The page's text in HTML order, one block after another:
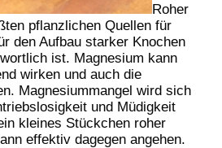
Roher
pflanzlichen Quellen für
den Aufbau starker Knochen
ist. Magnesium kann
wirken und auch die
Magnesiummangel wird sich
und Müdigkeit
kleines Stückchen roher
effektiv dagegen angehen.